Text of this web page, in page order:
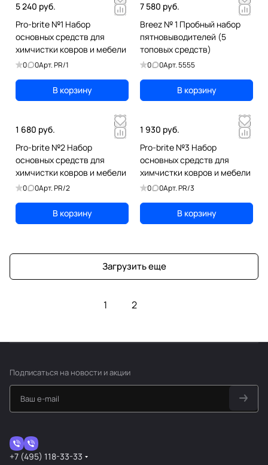
5 240 руб.
Pro-brite №1 Набор
основных средств для
химчистки ковров и мебели
0 0Арт.PR/1
В корзину
7 580 руб.
Breez № 1 Пробный набор
пятновыводителей (5
топовых средств)
0 0Арт.5555
В корзину
1 680 руб.
Pro-brite №2 Набор
основных средств для
химчистки ковров и мебели
0 0Арт.PR/2
В корзину
1 930 руб.
Pro-brite №3 Набор
основных средств для
химчистки ковров и мебели
0 0Арт.PR/3
В корзину
Загрузить еще
1 2
Подписаться на новости и акции
+7 (495) 118-33-33